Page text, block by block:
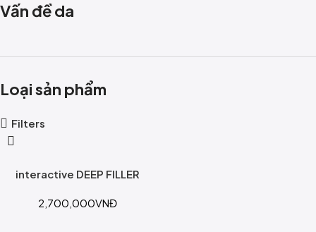
Vấn đề da
Loại sản phẩm
Filters
interactive DEEP FILLER
2,700,000VNĐ